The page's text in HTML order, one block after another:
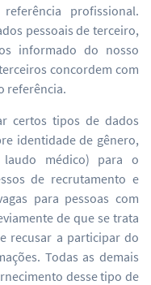
profissional.
pessoais de terceiro,
informado do nosso
concordem com
referência.
certos tipos de dados
identidade de gênero,
laudo médico) para o
de recrutamento e
para pessoas com
de que se trata
recusar a participar do
Todas as demais
desse tipo de